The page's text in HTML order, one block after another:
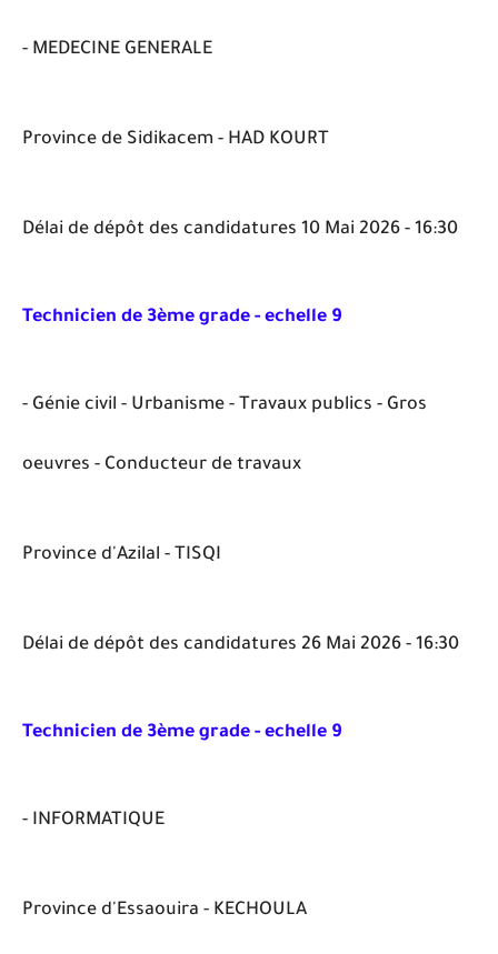
- MEDECINE GENERALE
Province de Sidikacem - HAD KOURT
Délai de dépôt des candidatures 10 Mai 2026 - 16:30
Technicien de 3ème grade - echelle 9
- Génie civil - Urbanisme - Travaux publics - Gros
oeuvres - Conducteur de travaux
Province d'Azilal - TISQI
Délai de dépôt des candidatures 26 Mai 2026 - 16:30
Technicien de 3ème grade - echelle 9
- INFORMATIQUE
Province d'Essaouira - KECHOULA